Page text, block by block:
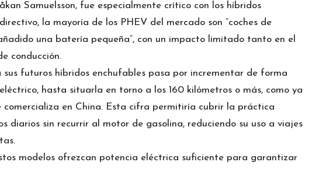
Samuelsson, fue especialmente crítico con los híbridos
la mayoría de los PHEV del mercado son “coches de
una batería pequeña”, con un impacto limitado tanto en el
conducción.
futuros híbridos enchufables pasa por incrementar de forma
hasta situarla en torno a los 160 kilómetros o más, como ya
comercializa en China. Esta cifra permitiría cubrir la práctica
diarios sin recurrir al motor de gasolina, reduciendo su uso a viajes
modelos ofrezcan potencia eléctrica suficiente para garantizar